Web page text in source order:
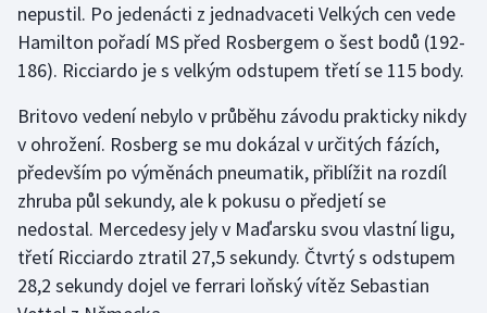
Gymnastika
Házená
Jezdectví
Judo
Krasobruslení
Lezení
nepustil. Po jedenácti z jednadvaceti Velkých cen vede
Hamilton pořadí MS před Rosbergem o šest bodů (192-
186). Ricciardo je s velkým odstupem třetí se 115 body.
Britovo vedení nebylo v průběhu závodu prakticky nikdy
v ohrožení. Rosberg se mu dokázal v určitých fázích,
především po výměnách pneumatik, přiblížit na rozdíl
zhruba půl sekundy, ale k pokusu o předjetí se
nedostal. Mercedesy jely v Maďarsku svou vlastní ligu,
třetí Ricciardo ztratil 27,5 sekundy. Čtvrtý s odstupem
28,2 sekundy dojel ve ferrari loňský vítěz Sebastian